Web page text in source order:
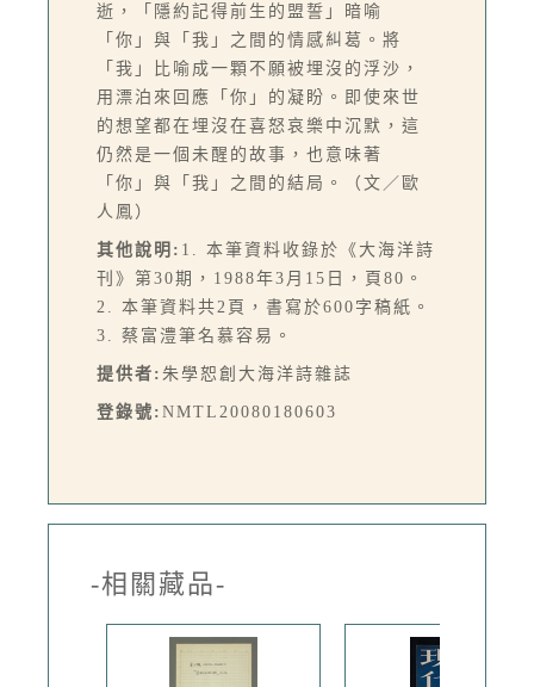
逝，「隱約記得前生的盟誓」暗喻
「你」與「我」之間的情感糾葛。將
「我」比喻成一顆不願被埋沒的浮沙，
用漂泊來回應「你」的凝盼。即使來世
的想望都在埋沒在喜怒哀樂中沉默，這
仍然是一個未醒的故事，也意味著
「你」與「我」之間的結局。（文／歐
人鳳）
其他說明: 1. 本筆資料收錄於《大海洋詩
刊》第30期，1988年3月15日，頁80。
2. 本筆資料共2頁，書寫於600字稿紙。
3. 蔡富澧筆名慕容易。
提供者: 朱學恕創大海洋詩雜誌
登錄號: NMTL20080180603
-相關藏品-